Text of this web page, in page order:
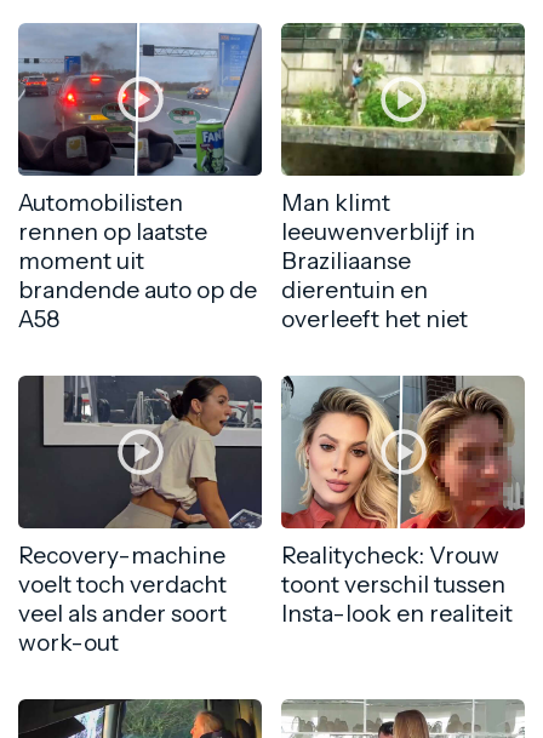
Automobilisten
rennen op laatste
moment uit
brandende auto op de
A58
Man klimt
leeuwenverblijf in
Braziliaanse
dierentuin en
overleeft het niet
Recovery-machine
voelt toch verdacht
veel als ander soort
work-out
Realitycheck: Vrouw
toont verschil tussen
Insta-look en realiteit